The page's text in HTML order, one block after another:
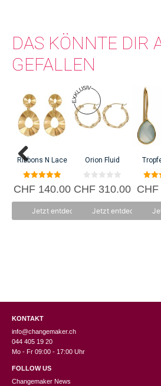
DAS KÖNNTE DIR
GEFALLEN
Ribbons N Lace
5.00
von 5
CHF140.00
Jetzt entdecken
Orion Fluid
0
v
CHF310.00
Jetzt entdecken
CHF
KONTAKT
info@changemaker.ch
044 405 19 20
Mo - Fr 09:00 - 17:00 Uhr
FOLLOW US
Changemaker News